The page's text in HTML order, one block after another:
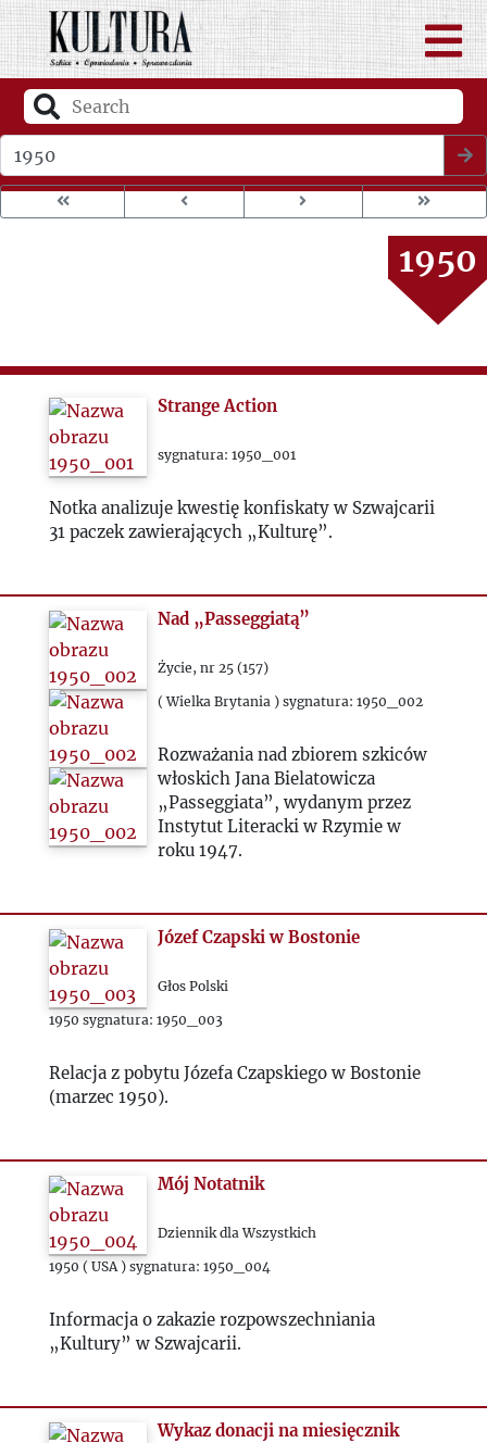
1946
1947
1948
1949
1950
1951
1952
1954
1958
1959
1961
1965
1969
Strange Action
sygnatura: 1950_001
Notka analizuje kwestię konfiskaty w Szwajcarii
31 paczek zawierających „Kulturę”.
Nad „Passeggiatą”
Życie, nr 25 (157)
( Wielka Brytania ) sygnatura: 1950_002
Rozważania nad zbiorem szkiców
włoskich Jana Bielatowicza
„Passeggiata”, wydanym przez
Instytut Literacki w Rzymie w
roku 1947.
Józef Czapski w Bostonie
Głos Polski
1950 sygnatura: 1950_003
Relacja z pobytu Józefa Czapskiego w Bostonie
(marzec 1950).
Mój Notatnik
Dziennik dla Wszystkich
1950 ( USA ) sygnatura: 1950_004
Informacja o zakazie rozpowszechniania
„Kultury” w Szwajcarii.
Wykaz donacji na miesięcznik